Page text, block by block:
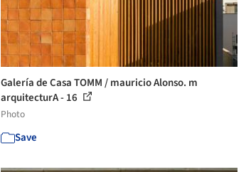
Galería de Casa TOMM / mauricio Alonso. m
arquitecturA - 16
Photo
Save